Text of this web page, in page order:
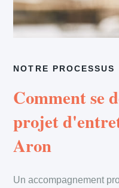
NOTRE PROCESSUS
Comment se
projet
Aron
Un accompagnement